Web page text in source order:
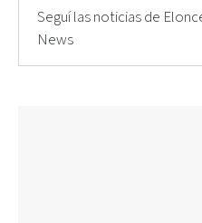
Seguí las noticias de
News